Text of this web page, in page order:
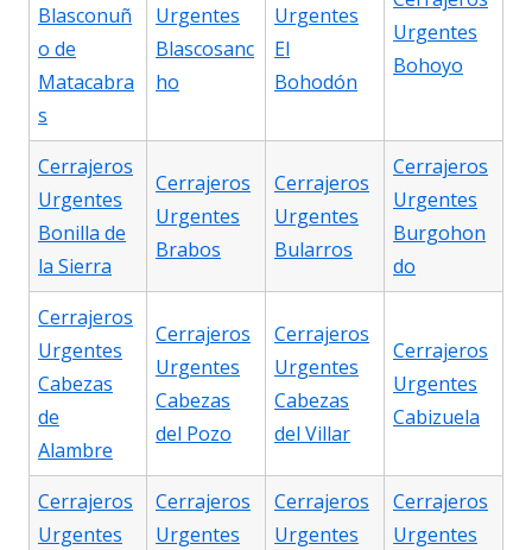
Blasconuñ
o de
Matacabra
s
Urgentes
Blascosanc
ho
Urgentes
El
Bohodón
Urgentes
Bohoyo
Cerrajeros
Urgentes
Bonilla de
la Sierra
Cerrajeros
Urgentes
Brabos
Cerrajeros
Urgentes
Bularros
Cerrajeros
Urgentes
Burgohon
do
Cerrajeros
Urgentes
Cabezas
de
Alambre
Cerrajeros
Urgentes
Cabezas
del Pozo
Cerrajeros
Urgentes
Cabezas
del Villar
Cerrajeros
Urgentes
Cabizuela
Cerrajeros
Urgentes
Cerrajeros
Urgentes
Cerrajeros
Urgentes
Cerrajeros
Urgentes